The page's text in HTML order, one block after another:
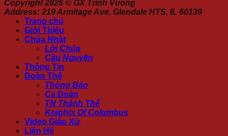
Copyright 2026 © GX Trinh Vuong
Address: 219 Armitage Ave, Glendale HTS, IL 60139
Trang chủ
Giới Thiệu
Chúa Nhật
Lời Chúa
Cầu Nguyện
Thông Tin
Đoàn Thể
Thông Báo
Ca Đoàn
TN Thánh Thể
Knights Of Columbus
Video Giáo Xứ
Liên Hệ